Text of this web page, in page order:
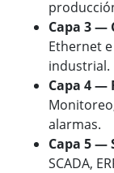
Capa 3 —
Ethernet
industrial.
Capa 4 —
alarmas.
Capa 5 —
SCADA,